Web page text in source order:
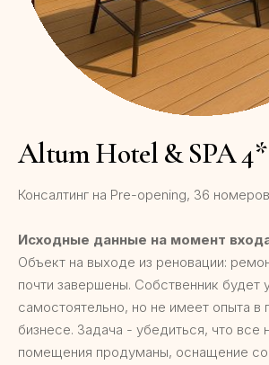
Altum Hotel & SPA 4*
Консалтинг на Pre-opening, 36 номеров
Исходные данные на момент
Объект на выходе из реновации:
почти завершены. Собственник будет
самостоятельно, но не имеет опыта в
бизнесе. Задача - убедиться, что
помещения продуманы, оснащение